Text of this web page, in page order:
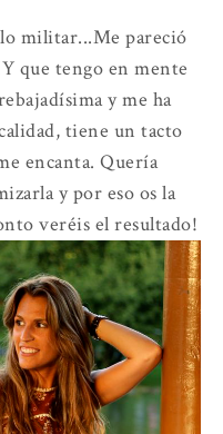
militar...Me pareció
que tengo en mente
y me ha
tiene un tacto
encanta. Quería
y por eso os la
veréis el resultado!